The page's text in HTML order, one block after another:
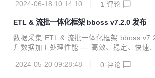
log日志 数据库输入、输出插件改进：增加
出插件直接引用第三方Datasource功能 使
oc.bbossgroups.com/#/bboss-datasyn-
批一体化处理使用指南 https://
2024-06-18 10:14:10 1 评论
ETL & 流批一体化框架 bboss v7.2.0 发布
数据采集 ETL & 流批一体化框架 bboss
升数据加工处理性能 --- 高效、稳定、快速
队 bboss 运维，主要由以下三部分构成：
2024-05-20 09:28:48 0 评论